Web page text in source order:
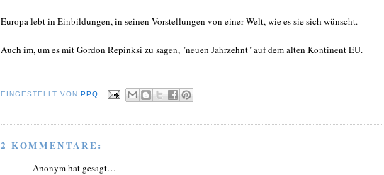
Europa lebt in Einbildungen, in seinen Vorstellungen von einer Welt, wie es sie sich wünscht.
Auch im, um es mit Gordon Repinksi zu sagen, "neuen Jahrzehnt" auf dem alten Kontinent EU.
EINGESTELLT VON PPQ
2 KOMMENTARE:
Anonym hat gesagt…